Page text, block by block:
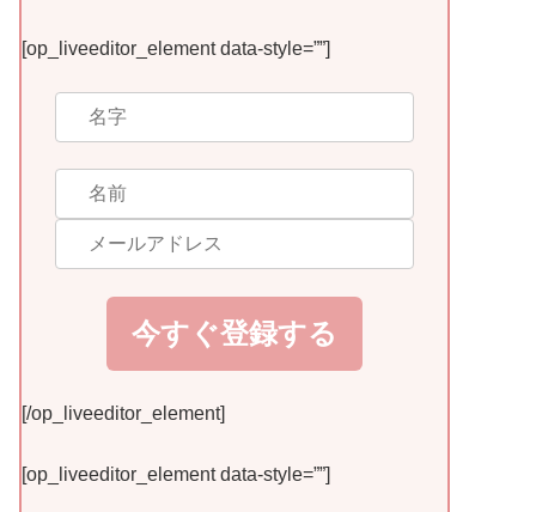
[op_liveeditor_element data-style=””]
今すぐ登録する
[/op_liveeditor_element]
[op_liveeditor_element data-style=””]